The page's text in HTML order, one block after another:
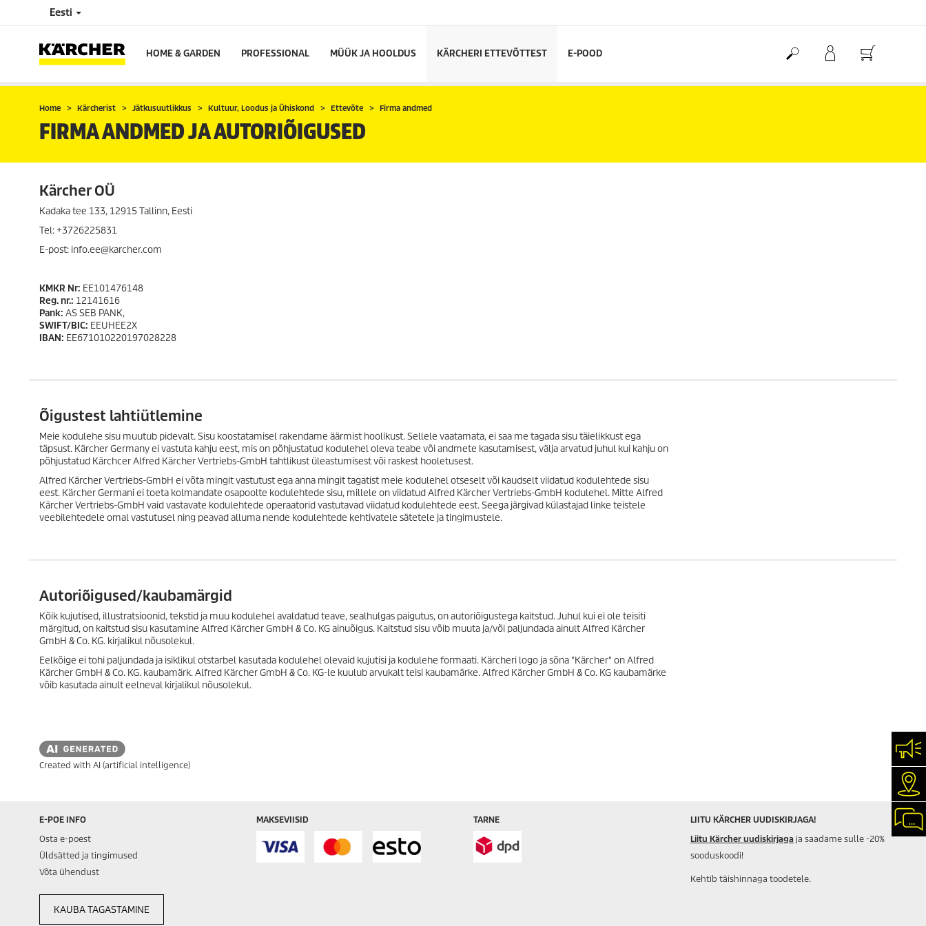
Eesti
HOME & GARDEN PROFESSIONAL MÜÜK JA HOOLDUS KÄRCHERI ETTEVÕTTEST E-POOD
Home Kärcherist Jätkusuutlikkus Kultuur, Loodus ja Ühiskond Ettevõte Firma andmed
FIRMA ANDMED JA AUTORIÕIGUSED
Kärcher OÜ
Kadaka tee 133, 12915 Tallinn, Eesti
Tel: +3726225831
E-post: info.ee@karcher.com
KMKR Nr: EE101476148
Reg. nr.: 12141616
Pank: AS SEB PANK,
SWIFT/BIC: EEUHEE2X
IBAN: EE671010220197028228
Õigustest lahtiütlemine
Meie kodulehe sisu muutub pidevalt. Sisu koostatamisel rakendame äärmist hoolikust. Sellele vaatamata, ei saa me tagada sisu täielikkust ega
täpsust. Kärcher Germany ei vastuta kahju eest, mis on põhjustatud kodulehel oleva teabe või andmete kasutamisest, välja arvatud juhul kui kahju on
põhjustatud Kärchcer Alfred Kärcher Vertriebs-GmbH tahtlikust üleastumisest või raskest hooletusest.
Alfred Kärcher Vertriebs-GmbH ei võta mingit vastutust ega anna mingit tagatist meie kodulehel otseselt või kaudselt viidatud kodulehtede sisu
eest. Kärcher Germani ei toeta kolmandate osapoolte kodulehtede sisu, millele on viidatud Alfred Kärcher Vertriebs-GmbH kodulehel. Mitte Alfred
Kärcher Vertriebs-GmbH vaid vastavate kodulehtede operaatorid vastutavad viidatud kodulehtede eest. Seega järgivad külastajad linke teistele
veebilehtedele omal vastutusel ning peavad alluma nende kodulehtede kehtivatele sätetele ja tingimustele.
Autoriõigused/kaubamärgid
Kõik kujutised, illustratsioonid, tekstid ja muu kodulehel avaldatud teave, sealhulgas paigutus, on autoriõigustega kaitstud. Juhul kui ei ole teisiti
märgitud, on kaitstud sisu kasutamine Alfred Kärcher GmbH & Co. KG ainuõigus. Kaitstud sisu võib muuta ja/või paljundada ainult Alfred Kärcher
GmbH & Co. KG. kirjalikul nõusolekul.
Eelkõige ei tohi paljundada ja isiklikul otstarbel kasutada kodulehel olevaid kujutisi ja kodulehe formaati. Kärcheri logo ja sõna "Kärcher" on Alfred
Kärcher GmbH & Co. KG. kaubamärk. Alfred Kärcher GmbH & Co. KG-le kuulub arvukalt teisi kaubamärke. Alfred Kärcher GmbH & Co. KG kaubamärke
võib kasutada ainult eelneval kirjalikul nõusolekul.
Created with AI (artificial intelligence)
E-POE INFO
Osta e-poest
Üldsätted ja tingimused
Võta ühendust
KAUBA TAGASTAMINE
MAKSEVIISID TARNE
LIITU KÄRCHER UUDISKIRJAGA!
Liitu Kärcher uudiskirjaga ja saadame sulle -20%
sooduskoodi!
Kehtib täishinnaga toodetele.